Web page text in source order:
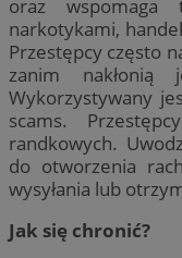
oraz wspomaga
narkotykami,
Przestępcy często
zanim nakłonią
Wykorzystywany
scams.
randkowych.
do otworzenia
wysyłania lub
Jak się chronić?